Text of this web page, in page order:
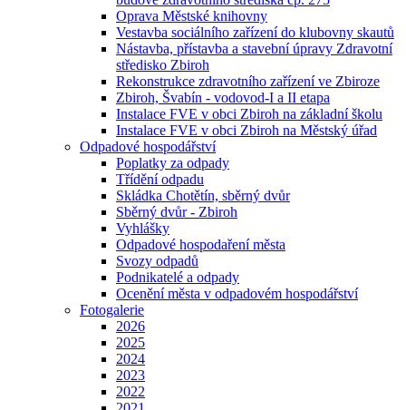
Oprava Městské knihovny
Vestavba sociálního zařízení do klubovny skautů
Nástavba, přístavba a stavební úpravy Zdravotní
středisko Zbiroh
Rekonstrukce zdravotního zařízení ve Zbiroze
Zbiroh, Švabín - vodovod-I a II etapa
Instalace FVE v obci Zbiroh na základní školu
Instalace FVE v obci Zbiroh na Městský úřad
Odpadové hospodářství
Poplatky za odpady
Třídění odpadu
Skládka Chotětín, sběrný dvůr
Sběrný dvůr - Zbiroh
Vyhlášky
Odpadové hospodaření města
Svozy odpadů
Podnikatelé a odpady
Ocenění města v odpadovém hospodářství
Fotogalerie
2026
2025
2024
2023
2022